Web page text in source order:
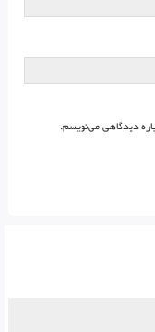
دیدگاهی می‌نویسم.